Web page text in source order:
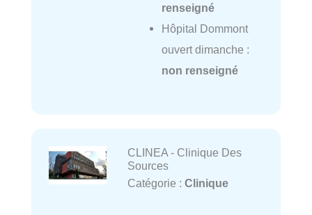
renseigné
Hôpital Dommont
ouvert dimanche :
non renseigné
CLINEA - Clinique Des
Sources
Catégorie : Clinique